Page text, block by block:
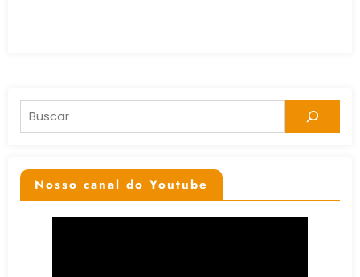
Pesquisar
Nosso canal do Youtube